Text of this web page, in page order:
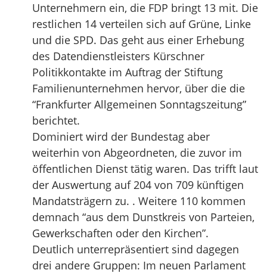
Unternehmern ein, die FDP bringt 13 mit. Die
restlichen 14 verteilen sich auf Grüne, Linke
und die SPD. Das geht aus einer Erhebung
des Datendienstleisters Kürschner
Politikkontakte im Auftrag der Stiftung
Familienunternehmen hervor, über die die
“Frankfurter Allgemeinen Sonntagszeitung”
berichtet.
Dominiert wird der Bundestag aber
weiterhin von Abgeordneten, die zuvor im
öffentlichen Dienst tätig waren. Das trifft laut
der Auswertung auf 204 von 709 künftigen
Mandatsträgern zu. . Weitere 110 kommen
demnach “aus dem Dunstkreis von Parteien,
Gewerkschaften oder den Kirchen”.
Deutlich unterrepräsentiert sind dagegen
drei andere Gruppen: Im neuen Parlament